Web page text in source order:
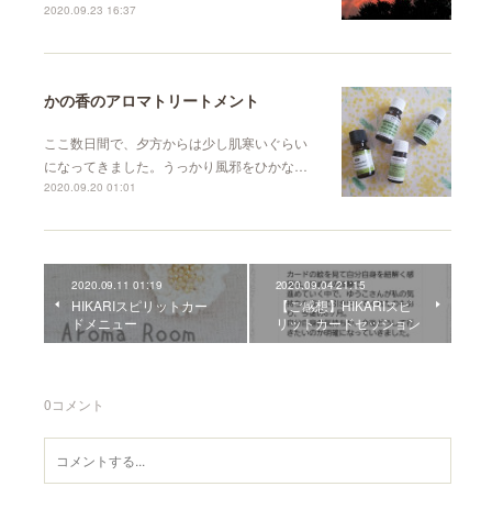
2020.09.23 16:37
かの香のアロマトリートメント
ここ数日間で、夕方からは少し肌寒いぐらい
になってきました。うっかり風邪をひかな…
2020.09.20 01:01
2020.09.11 01:19
HIKARIスピリットカー
ドメニュー
2020.09.04 21:15
【ご感想】HIKARIスピ
リットカードセッション
0コメント